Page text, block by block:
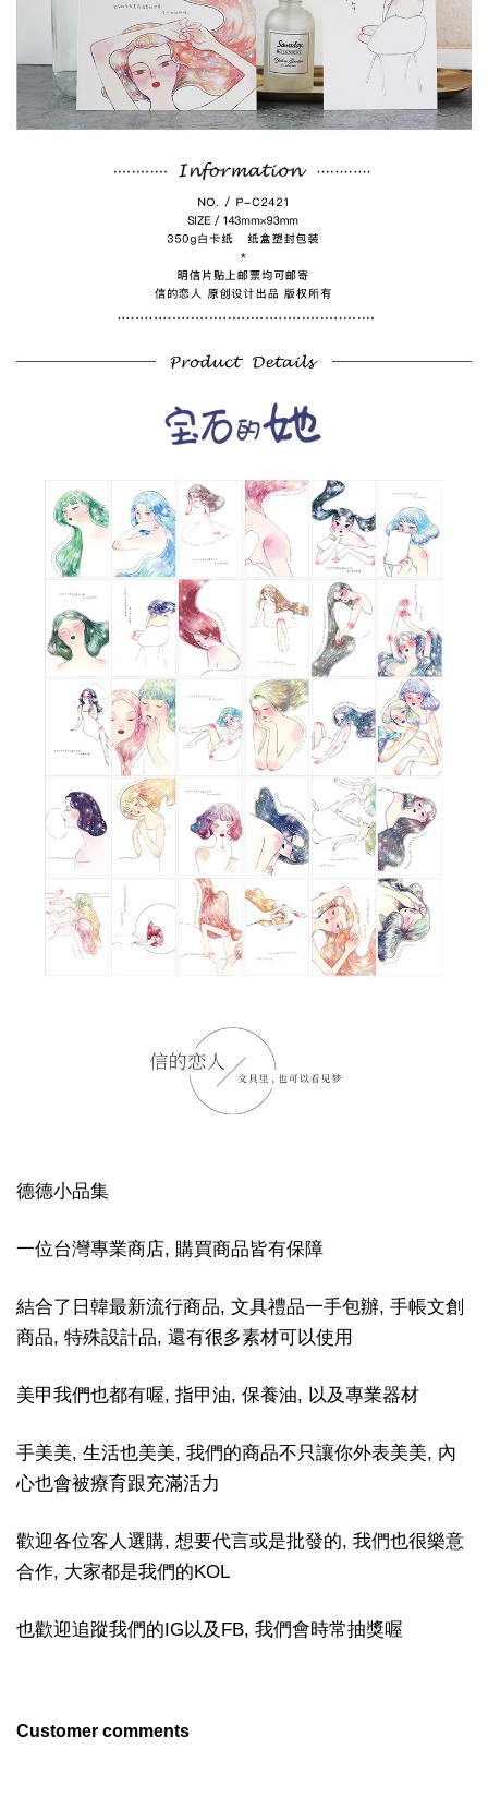
德德小品集
一位台灣專業商店, 購買商品皆有保障
結合了日韓最新流行商品, 文具禮品一手包辦, 手帳文創
商品, 特殊設計品, 還有很多素材可以使用
美甲我們也都有喔, 指甲油, 保養油, 以及專業器材
手美美, 生活也美美, 我們的商品不只讓你外表美美, 內
心也會被療育跟充滿活力
歡迎各位客人選購, 想要代言或是批發的, 我們也很樂意
合作, 大家都是我們的KOL
也歡迎追蹤我們的IG以及FB, 我們會時常抽獎喔
Customer comments